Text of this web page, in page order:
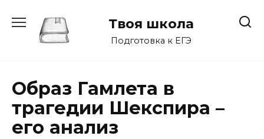
содержанию
Твоя школа
Подготовка к ЕГЭ
Образ Гамлета в
трагедии Шекспира –
его анализ